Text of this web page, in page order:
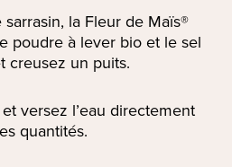
la Fleur de Maïs®
poudre à lever bio et le sel
creusez un puits.
versez l’eau directement
quantités.